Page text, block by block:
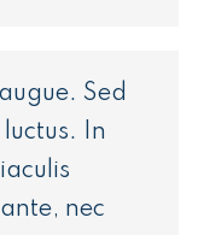
Sed
In
nec